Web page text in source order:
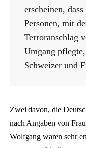
erscheinen,
Personen, mit
Terroranschlag
Umgang
Schweizer und
Zwei davon, die
nach Angaben von
Wolfgang waren sehr